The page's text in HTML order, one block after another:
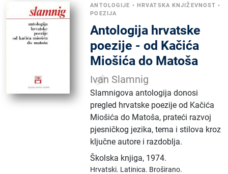
ANTOLOGIJE • HRVATSKA KNJIŽEVNOST •
POEZIJA
Antologija hrvatske
poezije - od Kačića
Miošića do Matoša
Ivan Slamnig
Slamnigova antologija donosi
pregled hrvatske poezije od Kačića
Miošića do Matoša, prateći razvoj
pjesničkog jezika, tema i stilova kroz
ključne autore i razdoblja.
Školska knjiga, 1974.
Hrvatski. Latinica. Broširano.